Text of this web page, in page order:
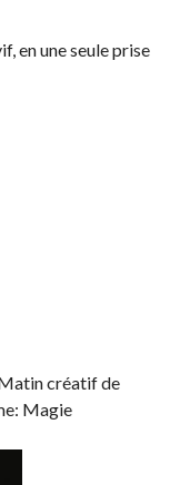
en une seule prise
créatif de
Magie